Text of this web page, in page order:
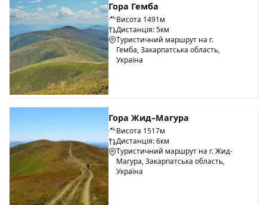
Гора Гемба
Висота 1491м
Дистанція: 5км
Туристичний маршрут на г.
Гемба, Закарпатська область,
Україна
Гора Жид–Магура
Висота 1517м
Дистанція: 6км
Туристичний маршрут на г. Жид-
Магура, Закарпатська область,
Україна